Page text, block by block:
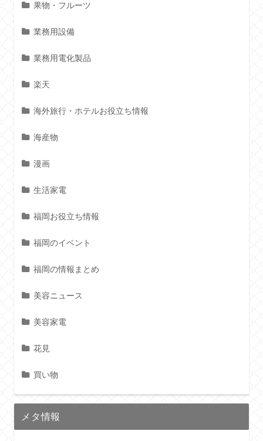
果物・フルーツ
業務用設備
業務用電化製品
楽天
海外旅行・ホテルお役立ち情報
海産物
漫画
生活家電
福岡お役立ち情報
福岡のイベント
福岡の情報まとめ
美容ニュース
美容家電
花見
買い物
メタ情報